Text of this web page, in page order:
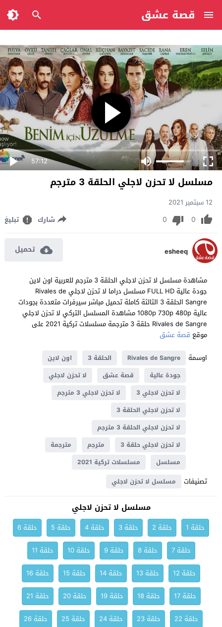
قصة عشق
57:12
مسلسل لا تحزن لاجلي الحلقة 3 مترجم
12 سبتمبر 2021
0
0 شارك تبليغ
esheeq تحميل
مشاهدة مسلسل لا تحزن لاجلي الحلقة 3 مترجم للعربية اون لاين
جودة عالية FULL HD مسلسل دراما لا تحزن لاجلي Rivales de
Sangre الحلقة 3 الثالثة كاملة تحميل مباشر سيرفرات متعددة بجودات
عالية 1080p 730p 480p مشاهدة المسلسل التركي لا تحزن لاجلي
Rivales de Sangre حلقة 3 مترجمة مسلسلات تركية 2021 على
موقع قصة عشق
اوسمة
Rivales de Sangre الحلقة 3
اون لاين
جودة عالية
قصة عشق
لا تحزن لاجلي
لا تحزن لاجلي 3
لا تحزن لاجلي 3 مترجم
لا تحزن لاجلي الحلقة 3
لا تحزن لاجلي الحلقة 3 مترجم
لا تحزن لاجلي حلقة 3
مترجم
مترجمة
مسلسل
مسلسلات تركية 2021
تصنيفات مسلسل لا تحزن لاجلي
مسلسل لا تحزن لاجلي
حلقة 1 حلقة 2 حلقة 3 حلقة 4 حلقة 5
حلقة 6
حلقة 7
حلقة 8 حلقة 9 حلقة 10
حلقة 11
حلقة 12
حلقة 13 حلقة 14 حلقة 15
حلقة 16
حلقة 17
حلقة 18 حلقة 19 حلقة 20
حلقة 21
حلقة 22
حلقة 23 حلقة 24 حلقة 25
حلقة 26